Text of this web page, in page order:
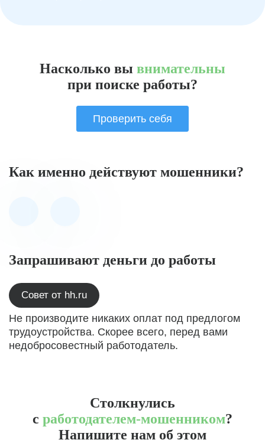
Насколько вы внимательны
при поиске работы?
Проверить себя
Как именно действуют мошенники?
Запрашивают деньги до работы
Совет от hh.ru
Не производите никаких оплат под предлогом
трудоустройства. Скорее всего, перед вами
недобросовестный работодатель.
Столкнулись
с работодателем-мошенником?
Напишите нам об этом